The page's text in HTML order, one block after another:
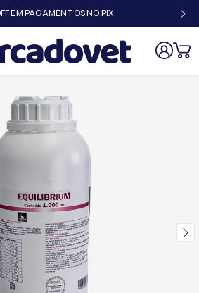
EM PAGAMENTOS NO PIX